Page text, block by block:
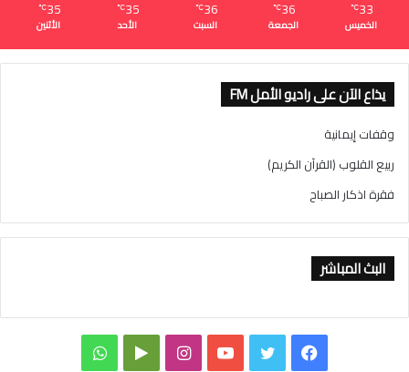
33
℃
الخميس
36
℃
الجمعة
36
℃
السبت
35
℃
الأحد
35
℃
الأثنين
يذاع الآن على راديو الأمل FM
وقفات إيمانية
ربيع القلوب (القرآن الكريم)
فقرة اذكار الصباح
البث المباشر